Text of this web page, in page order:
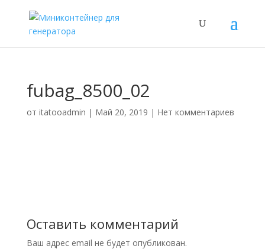
fubag_8500_02
от itatooadmin | Май 20, 2019 | Нет комментариев
Оставить комментарий
Ваш адрес email не будет опубликован.